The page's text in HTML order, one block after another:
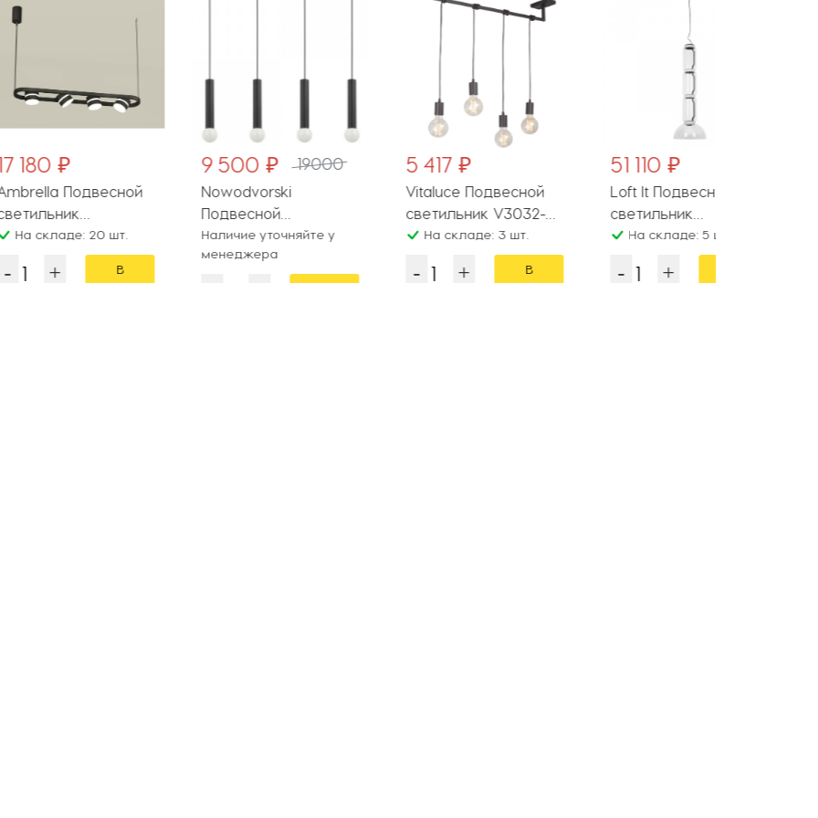
20 шт.
9 500 ₽ 19000
Nowodvorski
Подвесной
светильник Baton
7854
Наличие уточняйте у
менеджера
5 417 ₽
Vitaluce Подвесной
светильник V3032-
1/4SНа складе: 3 шт.
Loft It Подвесной
светильник
Noctambule 10192/L
На складе: 5 шт.